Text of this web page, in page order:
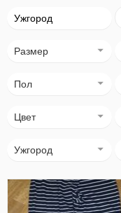
Ужгород
Размер
Пол
Цвет
Ужгород